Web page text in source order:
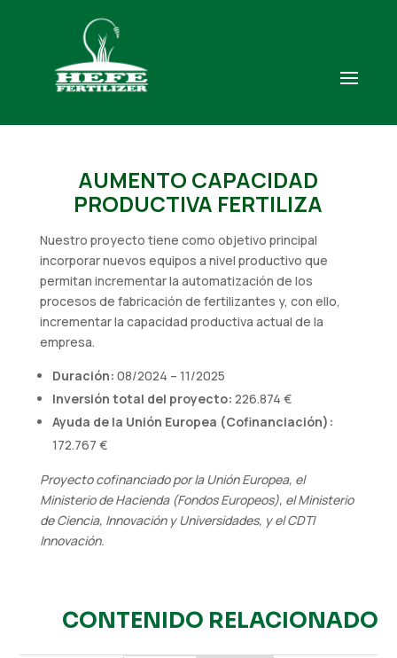
AUMENTO CAPACIDAD
PRODUCTIVA FERTILIZA
Nuestro proyecto tiene como objetivo principal
incorporar nuevos equipos a nivel productivo que
permitan incrementar la automatización de los
procesos de fabricación de fertilizantes y, con ello,
incrementar la capacidad productiva actual de la
empresa.
Duración: 08/2024 – 11/2025
Inversión total del proyecto: 226.874 €
Ayuda de la Unión Europea (Cofinanciación):
172.767 €
Proyecto cofinanciado por la Unión Europea, el
Ministerio de Hacienda (Fondos Europeos), el Ministerio
de Ciencia, Innovación y Universidades, y el CDTI
Innovación.
CONTENIDO RELACIONADO